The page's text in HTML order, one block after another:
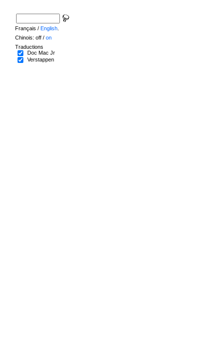
Français / English
Chinois: off / on
Traductions
Doc Mac Jr
Verstappen